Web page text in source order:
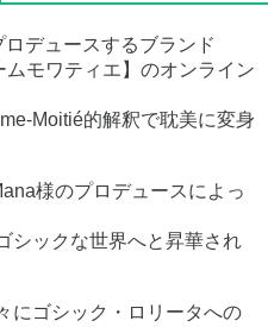
デュースするブランド
ムモワティエ】のオンライン
Moitié的解釈で耽美に変身
様のプロデュースによっ
シックな世界へと昇華され
にゴシック・ロリータへの